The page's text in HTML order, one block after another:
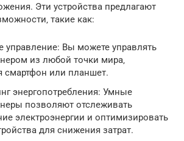
Эти устройства предлагают
такие как:
управление: Вы можете управлять
из любой точки мира‚
смартфон или планшет.
энергопотребления: Умные
позволяют отслеживать
электроэнергии и оптимизировать
для снижения затрат.